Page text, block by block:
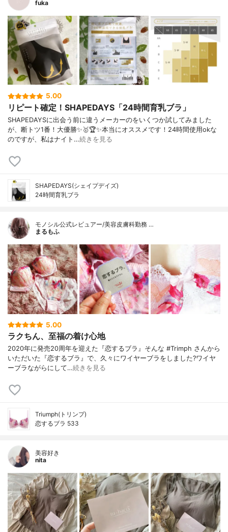
fuka
5.00
リピート確定！SHAPEDAYS「24時間育乳ブラ」
SHAPEDAYSに出会う前に‪違うメーカーのをいくつか試してみました
が、断トツ1番！大優勝✨🥇🏆✨‬本当にオススメです！24時間使用okな
のですが、私はナイト…続きを見る
SHAPEDAYS(シェイプデイズ)
24時間育乳ブラ
モノシル公式レビュアー/美容皮膚科勤務 …
まるもふ
5.00
ラクちん、至福の着け心地
2020年に発売20周年を迎えた『恋するブラ』そんな #Trimph さんから
いただいた『恋するブラ』で、久々にワイヤーブラをしました?ワイヤ
ーブラながらにして…続きを見る
Triumph(トリンプ)
恋するブラ 533
美容好き
nita